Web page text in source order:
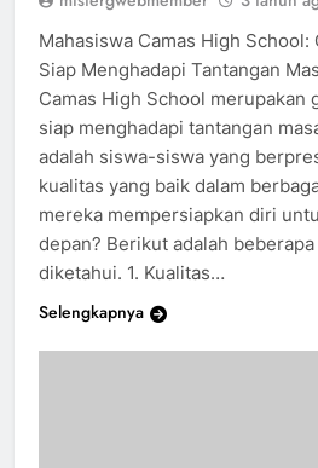
Mahasiswa Camas High
Siap Menghadapi Tantangan
Camas High School merupakan
siap menghadapi tantangan
adalah siswa-siswa yang
kualitas yang baik dalam
mereka mempersiapkan diri
depan? Berikut adalah beberapa